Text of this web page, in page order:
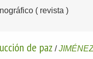
( revista )
de paz /